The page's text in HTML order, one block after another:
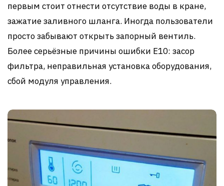
первым стоит отнести отсутствие воды в кране,
зажатие заливного шланга. Иногда пользователи
просто забывают открыть запорный вентиль.
Более серьёзные причины ошибки Е10: засор
фильтра, неправильная установка оборудования,
сбой модуля управления.